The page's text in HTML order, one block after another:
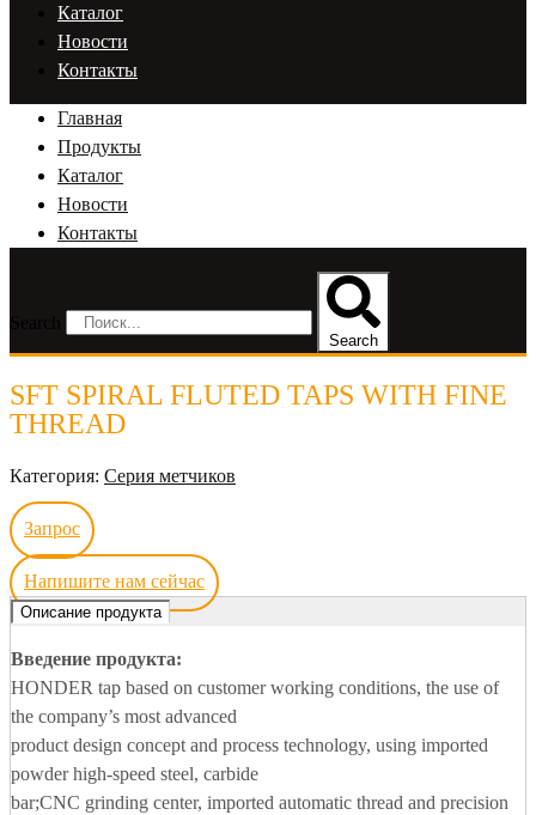
Каталог
Новости
Контакты
Главная
Продукты
Каталог
Новости
Контакты
Search
SFT SPIRAL FLUTED TAPS WITH FINE
THREAD
Категория: Серия метчиков
Запрос
Напишите нам сейчас
Описание продукта
Введение продукта:
HONDER tap based on customer working conditions, the use of
the company’s most advanced
product design concept and process technology, using imported
powder high-speed steel, carbide
bar;CNC grinding center, imported automatic thread and precision